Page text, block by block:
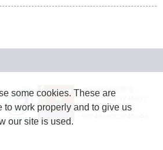
JASRAC許諾番号：
9024936001Y45037
JASRAC許諾番号：
some cookies. These are
to work properly and to give us
our site is used.